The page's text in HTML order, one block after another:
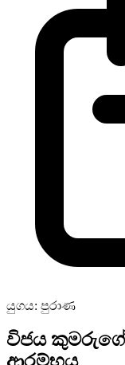
යුගය: පුරාණ
විජය කුමරුගේ